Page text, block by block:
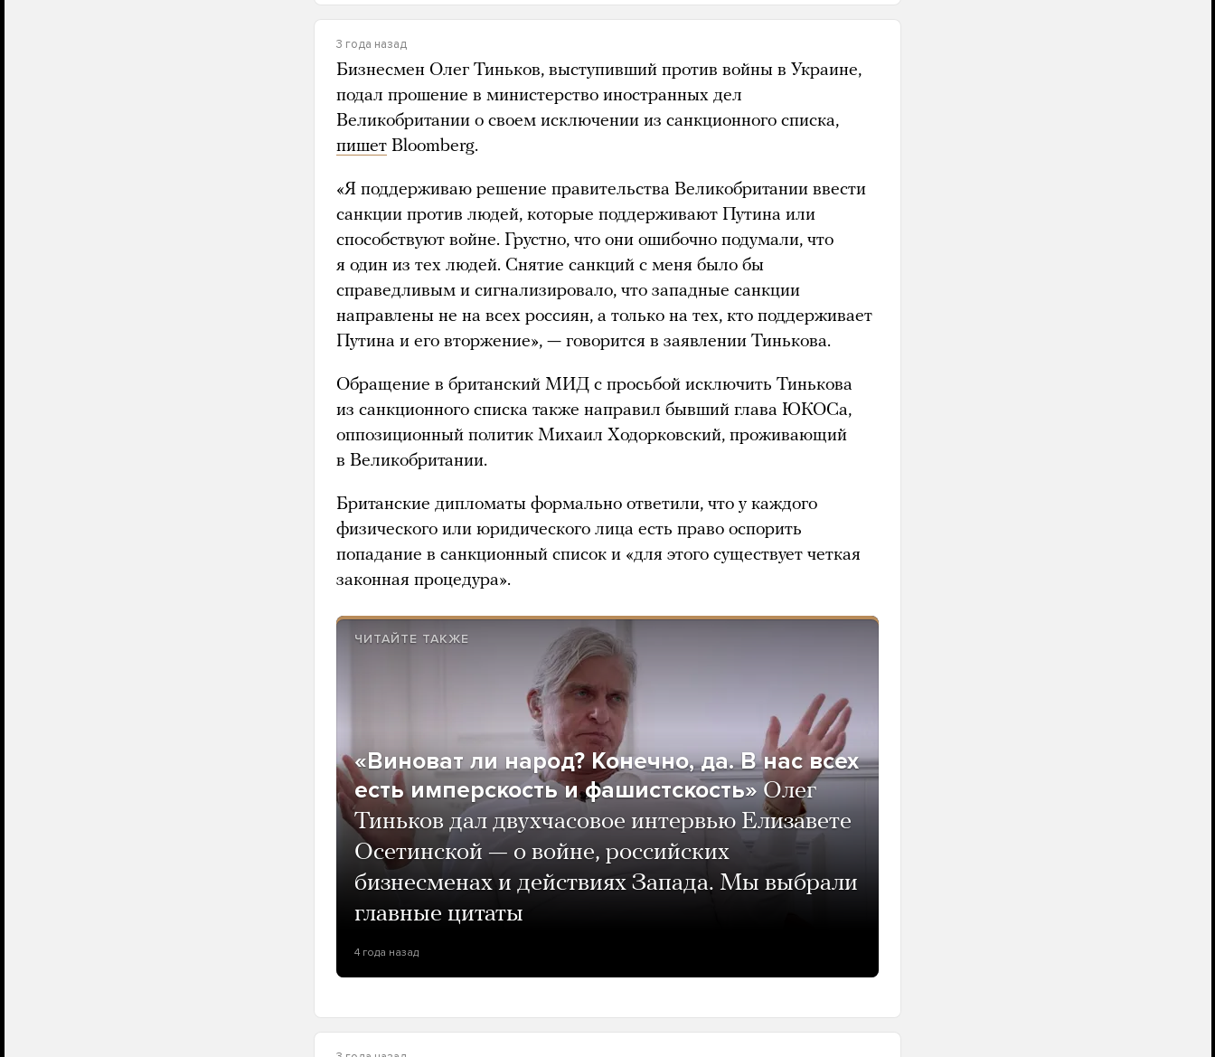
3 года назад
Бизнесмен Олег Тиньков, выступивший против войны в Украине,
подал прошение в министерство иностранных дел
Великобритании о своем исключении из санкционного списка,
пишет Bloomberg.
«Я поддерживаю решение правительства Великобритании ввести
санкции против людей, которые поддерживают Путина или
способствуют войне. Грустно, что они ошибочно подумали, что
я один из тех людей. Снятие санкций с меня было бы
справедливым и сигнализировало, что западные санкции
направлены не на всех россиян, а только на тех, кто поддерживает
Путина и его вторжение», — говорится в заявлении Тинькова.
Обращение в британский МИД с просьбой исключить Тинькова
из санкционного списка также направил бывший глава ЮКОСа,
оппозиционный политик Михаил Ходорковский, проживающий
в Великобритании.
Британские дипломаты формально ответили, что у каждого
физического или юридического лица есть право оспорить
попадание в санкционный список и «для этого существует четкая
законная процедура».
ЧИТАЙТЕ ТАКЖЕ
«Виноват ли народ? Конечно, да. В нас всех
есть имперскость и фашистскость» Олег
Тиньков дал двухчасовое интервью Елизавете
Осетинской — о войне, российских
бизнесменах и действиях Запада. Мы выбрали
главные цитаты
4 года назад